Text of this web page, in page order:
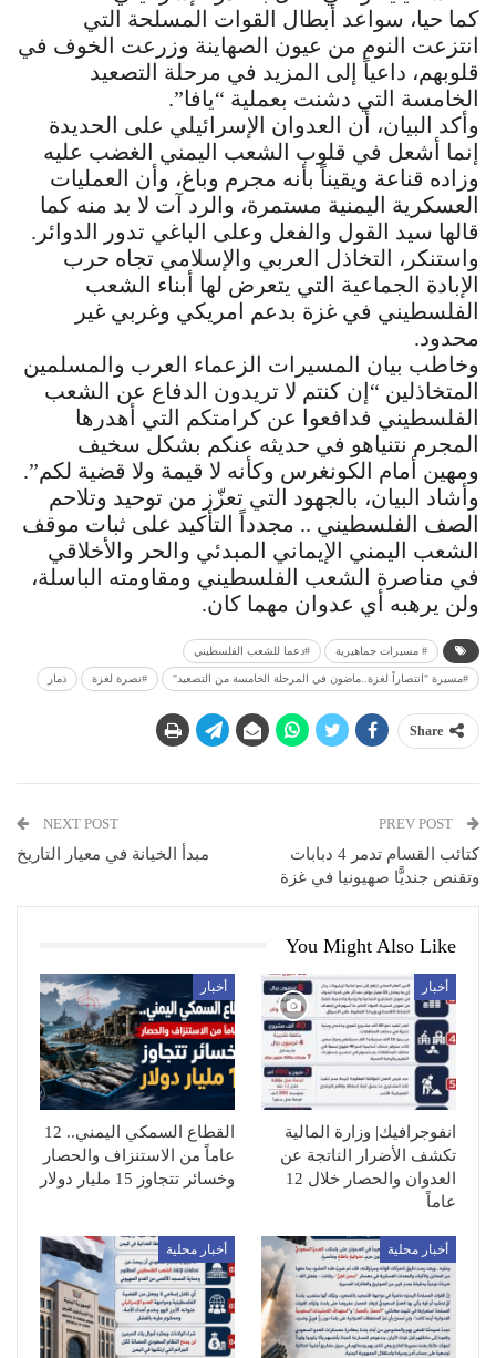
كما حيا، سواعد أبطال القوات المسلحة التي
انتزعت النوم من عيون الصهاينة وزرعت الخوف في
قلوبهم، داعياً إلى المزيد في مرحلة التصعيد
الخامسة التي دشنت بعملية “يافا”.
وأكد البيان، أن العدوان الإسرائيلي على الحديدة
إنما أشعل في قلوب الشعب اليمني الغضب عليه
وزاده قناعة ويقيناً بأنه مجرم وباغ، وأن العمليات
العسكرية اليمنية مستمرة، والرد آت لا بد منه كما
قالها سيد القول والفعل وعلى الباغي تدور الدوائر.
واستنكر، التخاذل العربي والإسلامي تجاه حرب
الإبادة الجماعية التي يتعرض لها أبناء الشعب
الفلسطيني في غزة بدعم امريكي وغربي غير
محدود.
وخاطب بيان المسيرات الزعماء العرب والمسلمين
المتخاذلين “إن كنتم لا تريدون الدفاع عن الشعب
الفلسطيني فدافعوا عن كرامتكم التي أهدرها
المجرم نتنياهو في حديثه عنكم بشكل سخيف
ومهين أمام الكونغرس وكأنه لا قيمة ولا قضية لكم”.
وأشاد البيان، بالجهود التي تعزّز من توحيد وتلاحم
الصف الفلسطيني .. مجدداً التأكيد على ثبات موقف
الشعب اليمني الإيماني المبدئي والحر والأخلاقي
في مناصرة الشعب الفلسطيني ومقاومته الباسلة،
ولن يرهبه أي عدوان مهما كان.
# مسيرات جماهيرية #دعما للشعب الفلسطيني
#مسيرة "انتصاراً لغزة..ماضون في المرحلة الخامسة من التصعيد" #نصرة لغزة ذمار
Share
كتائب القسام تدمر 4 دبابات
وتقنص جنديًّا صهيونيا في غزة
NEXT POST
مبدأ الخيانة في معيار التاريخ
You Might Also Like
أخبار
انفوجرافيك| وزارة المالية
تكشف الأضرار الناتجة عن
العدوان والحصار خلال 12
عاماً
أخبار
القطاع السمكي اليمني.. 12
عاماً من الاستنزاف والحصار
وخسائر تتجاوز 15 مليار دولار
أخبار محلية أخبار محلية